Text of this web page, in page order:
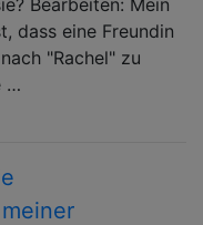
Bearbeiten: Mein
dass eine Freundin
"Rachel" zu
…